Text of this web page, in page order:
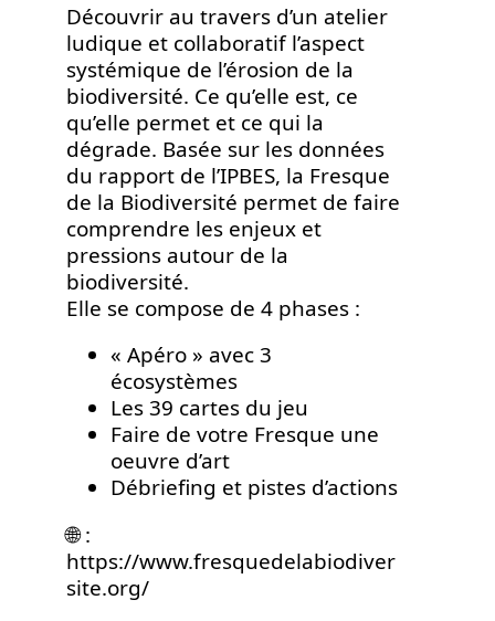
Découvrir au travers d’un atelier
ludique et collaboratif l’aspect
systémique de l’érosion de la
biodiversité. Ce qu’elle est, ce
qu’elle permet et ce qui la
dégrade. Basée sur les données
du rapport de l’IPBES, la Fresque
de la Biodiversité permet de faire
comprendre les enjeux et
pressions autour de la
biodiversité.
Elle se compose de 4 phases :
« Apéro » avec 3
écosystèmes
Les 39 cartes du jeu
Faire de votre Fresque une
oeuvre d’art
Débriefing et pistes d’actions
🌐 :
https://www.fresquedelabiodiver
site.org/